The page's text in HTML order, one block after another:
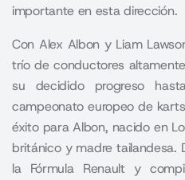
importante en esta dirección.
Con Alex Albon y Liam
trío de conductores
su decidido progreso
campeonato europeo de
éxito para Albon, nacido en
británico y madre tailandesa.
la Fórmula Renault y